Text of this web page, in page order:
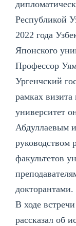
Республикой
2022 года
Японского
Профессор
Ургенчский
рамках
университет
Абдуллаевым
руководством
факультетов
докторантами.
В ходе
рассказал об